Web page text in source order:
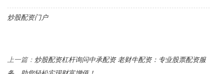
炒股配资门户
上一篇： 炒股配资杠杆询问中承配资 老财牛配资：专业股票配资服